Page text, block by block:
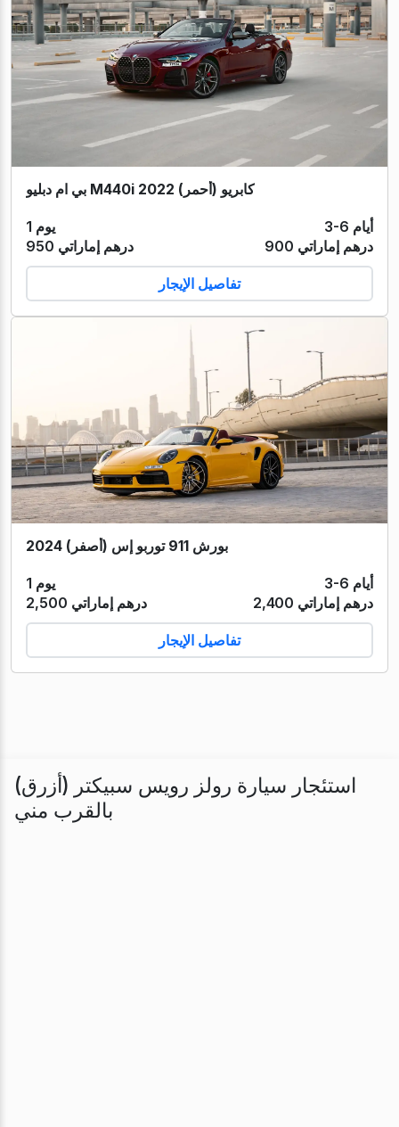
بي ام دبليو M440i كابريو (أحمر) 2022
1 يوم
3-6 أيام
950 درهم إماراتي
900 درهم إماراتي
تفاصيل الإيجار
بورش 911 توربو إس (أصفر) 2024
1 يوم
3-6 أيام
2,500 درهم إماراتي
2,400 درهم إماراتي
تفاصيل الإيجار
استئجار سيارة رولز رويس سبيكتر (أزرق)
بالقرب مني